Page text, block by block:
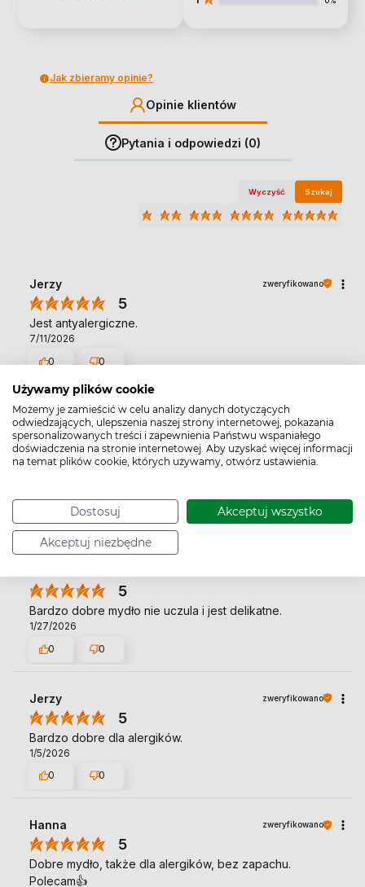
Używamy plików cookie
Możemy je zamieścić w celu analizy danych dotyczących
odwiedzających, ulepszenia naszej strony internetowej, pokazania
spersonalizowanych treści i zapewnienia Państwu wspaniałego
doświadczenia na stronie internetowej. Aby uzyskać więcej informacji
na temat plików cookie, których używamy, otwórz ustawienia.
Dostosuj Akceptuj wszystko
Akceptuj niezbędne
Jak zbieramy opinie?
Opinie klientów
Pytania i odpowiedzi (0)
Wyczyść Szukaj
Jerzy zweryfikowano
5
Jest antyalergiczne.
7/11/2026
0
0
Hanna zweryfikowano
5
Bardzo dobre mydło. Jestem alergikiem i ono bardzo mi
służy. Mydło pieni się aż do końca, czego nie można
5/27/2026
0
0
5
Bardzo dobre mydło nie uczula i jest delikatne.
1/27/2026
0
0
Jerzy zweryfikowano
5
Bardzo dobre dla alergików.
1/5/2026
0
0
Hanna zweryfikowano
5
Dobre mydło, także dla alergików, bez zapachu.
Polecam👍️